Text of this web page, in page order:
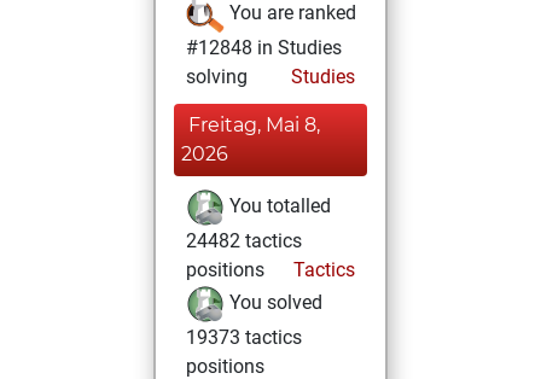
You are ranked
#12848 in Studies
solving
Studies
Freitag, Mai 8,
2026
You totalled
24482 tactics
positions
Tactics
You solved
19373 tactics
positions